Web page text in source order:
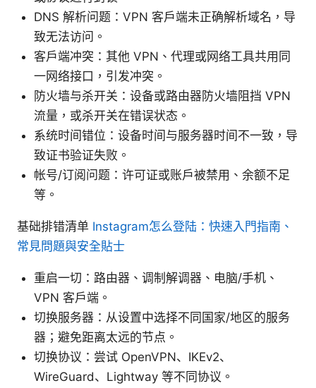
DNS 解析问题：VPN 客户端未正确解析域名，导
致无法访问。
客户端冲突：其他 VPN、代理或网络工具共用同
一网络接口，引发冲突。
防火墙与杀开关：设备或路由器防火墙阻挡 VPN
流量，或杀开关在错误状态。
系统时间错位：设备时间与服务器时间不一致，导
致证书验证失败。
帐号/订阅问题：许可证或账户被禁用、余额不足
等。
基础排错清单 Instagram怎么登陆：快速入門指南、
常見問題與安全貼士
重启一切：路由器、调制解调器、电脑/手机、
VPN 客户端。
切换服务器：从设置中选择不同国家/地区的服务
器；避免距离太远的节点。
切换协议：尝试 OpenVPN、IKEv2、
WireGuard、Lightway 等不同协议。